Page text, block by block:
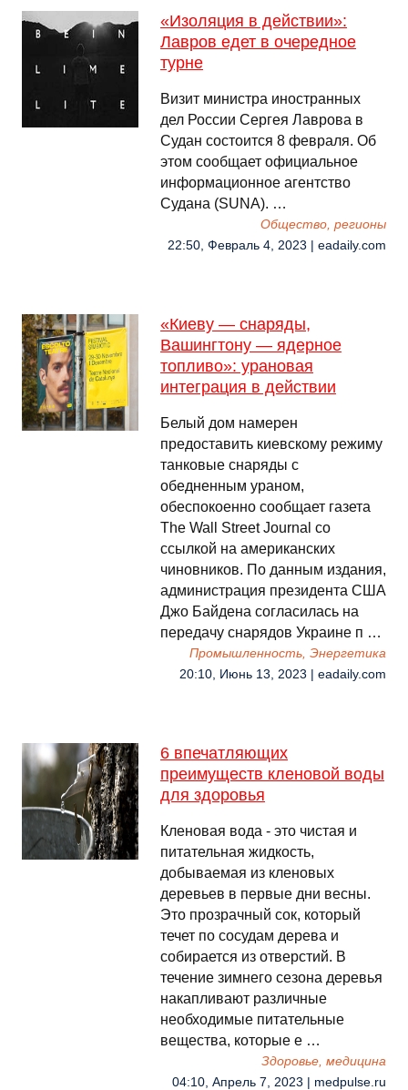
«Изоляция в действии»:
Лавров едет в очередное
турне
Визит министра иностранных
дел России Сергея Лаврова в
Судан состоится 8 февраля. Об
этом сообщает официальное
информационное агентство
Судана (SUNA). …
Общество, регионы
22:50, Февраль 4, 2023 | eadaily.com
«Киеву — снаряды,
Вашингтону — ядерное
топливо»: урановая
интеграция в действии
Белый дом намерен
предоставить киевскому режиму
танковые снаряды с
обедненным ураном,
обеспокоенно сообщает газета
The Wall Street Journal со
ссылкой на американских
чиновников. По данным издания,
администрация президента США
Джо Байдена согласилась на
передачу снарядов Украине п …
Промышленность, Энергетика
20:10, Июнь 13, 2023 | eadaily.com
6 впечатляющих
преимуществ кленовой воды
для здоровья
Кленовая вода - это чистая и
питательная жидкость,
добываемая из кленовых
деревьев в первые дни весны.
Это прозрачный сок, который
течет по сосудам дерева и
собирается из отверстий. В
течение зимнего сезона деревья
накапливают различные
необходимые питательные
вещества, которые е …
Здоровье, медицина
04:10, Апрель 7, 2023 | medpulse.ru